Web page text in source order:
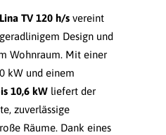
TV 120 h/s vereint
Design und
Wohnraum. Mit einer
kW und einem
10,6 kW liefert der
zuverlässige
Räume. Dank eines